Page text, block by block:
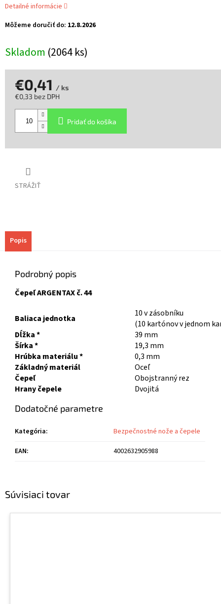
Skladom (2064 ks)
Môžeme doručiť do: 12.8.2026
Detailné informácie
STRÁŽIŤ
€0,41 / ks
€0,33 bez DPH
Pridať do košíka
Súvisiaci tovar
Popis
Podrobný popis
Čepeľ ARGENTAX č. 44
Baliaca jednotka
10 v zásobníku
(10 kartónov v jednom
Dĺžka *
39 mm
Šírka *
19,3 mm
Hrúbka materiálu *
0,3 mm
Základný materiál
Oceľ
Čepeľ
Obojstranný rez
Hrany čepele
Dvojitá
Dodatočné parametre
Kategória:
Bezpečnostné nože a čepele
EAN: 4002632905988